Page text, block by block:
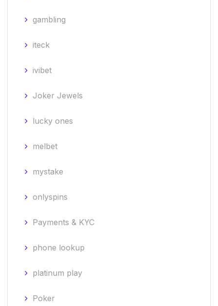
gambling
iteck
ivibet
Joker Jewels
lucky ones
melbet
mystake
onlyspins
Payments & KYC
phone lookup
platinum play
Poker